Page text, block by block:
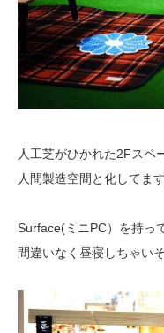
人工芝がひかれた2Fスペ
人間製造空間と化してます
Surface(ミニPC）を持っ
間違いなく昼寝しちゃいそ